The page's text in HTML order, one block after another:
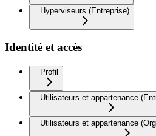
Hyperviseurs (Entreprise)
Identité et accès
Profil
Utilisateurs et appartenance
Utilisateurs et appartenance